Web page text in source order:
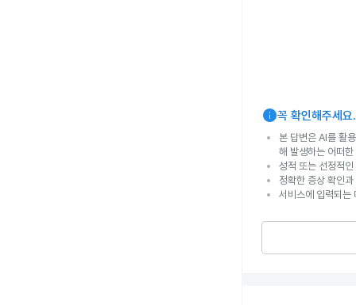
info꼭 확인해주세요.
본 답변은 AI를 활
해 발생하는 어떠
성적 또는 선정적
정확한 증상 확인
서비스에 입력되